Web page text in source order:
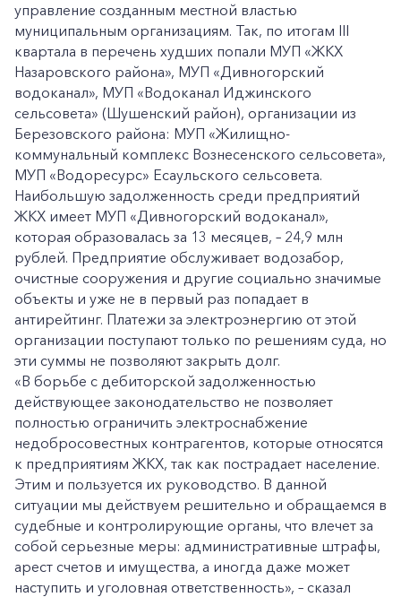
управление созданным местной властью
муниципальным организациям. Так, по итогам III
квартала в перечень худших попали МУП «ЖКХ
Назаровского района», МУП «Дивногорский
водоканал», МУП «Водоканал Иджинского
сельсовета» (Шушенский район), организации из
Березовского района: МУП «Жилищно-
коммунальный комплекс Вознесенского сельсовета»,
МУП «Водоресурс» Есаульского сельсовета.
Наибольшую задолженность среди предприятий
ЖКХ имеет МУП «Дивногорский водоканал»,
которая образовалась за 13 месяцев, – 24,9 млн
рублей. Предприятие обслуживает водозабор,
очистные сооружения и другие социально значимые
объекты и уже не в первый раз попадает в
антирейтинг. Платежи за электроэнергию от этой
организации поступают только по решениям суда, но
эти суммы не позволяют закрыть долг.
«В борьбе с дебиторской задолженностью
действующее законодательство не позволяет
полностью ограничить электроснабжение
недобросовестных контрагентов, которые относятся
к предприятиям ЖКХ, так как пострадает население.
Этим и пользуется их руководство. В данной
ситуации мы действуем решительно и обращаемся в
судебные и контролирующие органы, что влечет за
собой серьезные меры: административные штрафы,
арест счетов и имущества, а иногда даже может
наступить и уголовная ответственность», – сказал